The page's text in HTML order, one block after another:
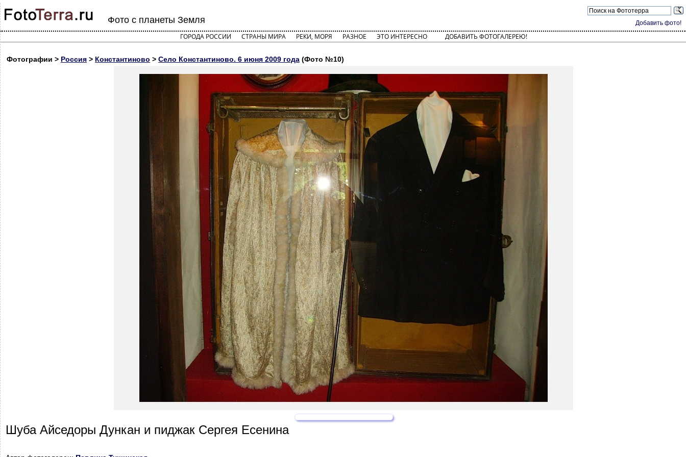
Добавить фото!
Фото с планеты Земля
ГОРОДА РОССИИ СТРАНЫ МИРА РЕКИ, МОРЯ РАЗНОЕ ЭТО ИНТЕРЕСНО ДОБАВИТЬ ФОТОГАЛЕРЕЮ!
Фотографии > Россия > Константиново > Село Константиново. 6 июня 2009 года (Фото №10)
Шуба Айседоры Дункан и пиджак Сергея Есенина